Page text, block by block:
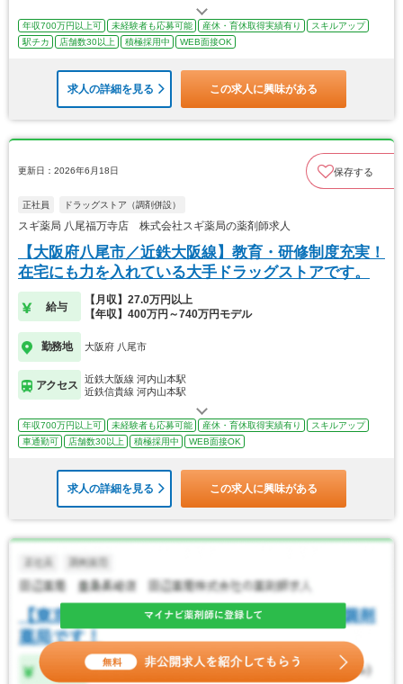
年収700万円以上可 未経験者も応募可能 産休・育休取得実績有り
スキルアップ
駅チカ
店舗数30以上 積極採用中 WEB面接OK
求人の詳細を見る この求人に興味がある
更新日：2026年6月18日 保存する
正社員 ドラッグストア（調剤併設）
スギ薬局 八尾福万寺店 株式会社スギ薬局の薬剤師求人
【大阪府八尾市／近鉄大阪線】教育・研修制度充実！
在宅にも力を入れている大手ドラッグストアです。
給与
【月収】27.0万円以上
【年収】400万円～740万円モデル
勤務地 大阪府 八尾市
アクセス
近鉄大阪線 河内山本駅
近鉄信貴線 河内山本駅
年収700万円以上可 未経験者も応募可能 産休・育休取得実績有り
スキルアップ
車通勤可
店舗数30以上 積極採用中 WEB面接OK
求人の詳細を見る この求人に興味がある